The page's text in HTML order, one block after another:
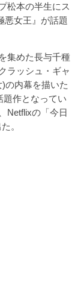
松本の半生にス
悪女王』が話題
集めた長与千種
ラッシュ・ギャ
の内幕を描いた
題作となってい
Netflixの「今日
。